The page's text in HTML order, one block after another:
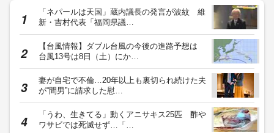
「ネパールは天国」蔵内議長の発言が波紋 維
新・吉村代表「福岡県議…
【台風情報】ダブル台風の今後の進路予想は
台風13号は8日（土）にか…
妻が自宅で不倫…20年以上も裏切られ続けた夫
が“間男”に請求した慰…
「うわ、生きてる」動くアニサキス25匹 酢や
ワサビでは死滅せず…「…